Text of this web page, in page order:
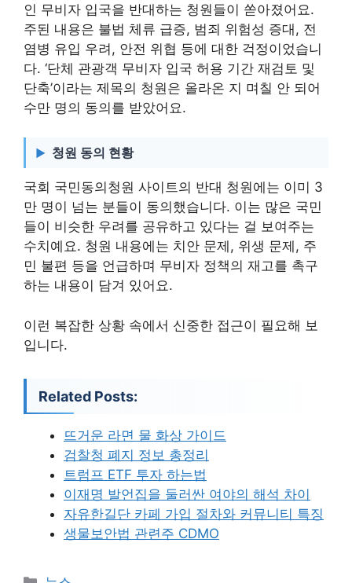
인 무비자 입국을 반대하는 청원들이 쏟아졌어요.
주된 내용은 불법 체류 급증, 범죄 위험성 증대, 전
염병 유입 우려, 안전 위협 등에 대한 걱정이었습니
다. ‘단체 관광객 무비자 입국 허용 기간 재검토 및
단축’이라는 제목의 청원은 올라온 지 며칠 안 되어
수만 명의 동의를 받았어요.
청원 동의 현황
국회 국민동의청원 사이트의 반대 청원에는 이미 3
만 명이 넘는 분들이 동의했습니다. 이는 많은 국민
들이 비슷한 우려를 공유하고 있다는 걸 보여주는
수치예요. 청원 내용에는 치안 문제, 위생 문제, 주
민 불편 등을 언급하며 무비자 정책의 재고를 촉구
하는 내용이 담겨 있어요.
이런 복잡한 상황 속에서 신중한 접근이 필요해 보
입니다.
Related Posts:
뜨거운 라면 물 화상 가이드
검찰청 폐지 정보 총정리
트럼프 ETF 투자 하는법
이재명 발언집을 둘러싼 여야의 해석 차이
자유한길단 카페 가입 절차와 커뮤니티 특징
생물보안법 관련주 CDMO
카